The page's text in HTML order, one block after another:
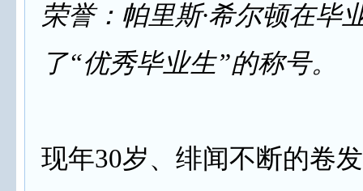
荣誉：帕里斯·希尔顿在毕
了“优秀毕业生”的称号。
现年30岁、绯闻不断的卷